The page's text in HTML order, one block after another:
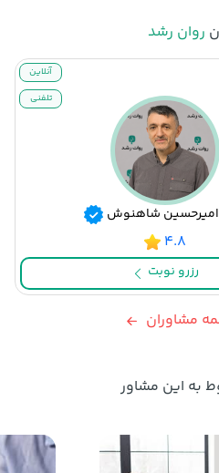
روان رشد
امیرحسین شاهنوش
۴.۸
رزرو نوبت
آنلاین
تلفنی
مشاوران
به این مشاور